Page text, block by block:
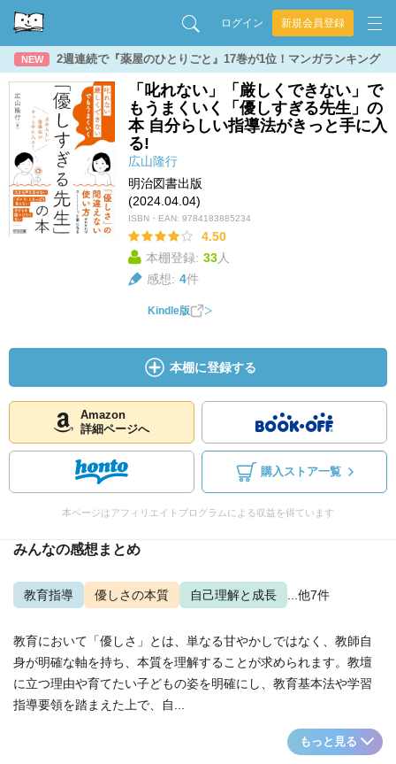
ログイン 新規会員登録
NEW 2週連続で『薬屋のひとりごと』17巻が1位！マンガランキング
「叱れない」「厳しくできない」で
もうまくいく「優しすぎる先生」の
本 自分らしい指導法がきっと手に入
る!
広山隆行
明治図書出版
(2024.04.04)
ISBN・EAN: 9784183885234
4.50
本棚登録: 33人
感想: 4件
Kindle版
本棚に登録する
Amazon
詳細ページへ
購入ストア一覧
本ページはアフィリエイトプログラムによる収益を得ています
みんなの感想まとめ
教育指導 優しさの本質 自己理解と成長 ...他7件
教育において「優しさ」とは、単なる甘やかしではなく、教師自
身が明確な軸を持ち、本質を理解することが求められます。教壇
に立つ理由や育てたい子どもの姿を明確にし、教育基本法や学習
指導要領を踏まえた上で、自...
もっと見る